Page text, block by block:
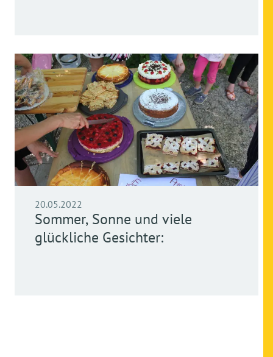
20.05.2022
Sommer, Sonne und viele
glückliche Gesichter: